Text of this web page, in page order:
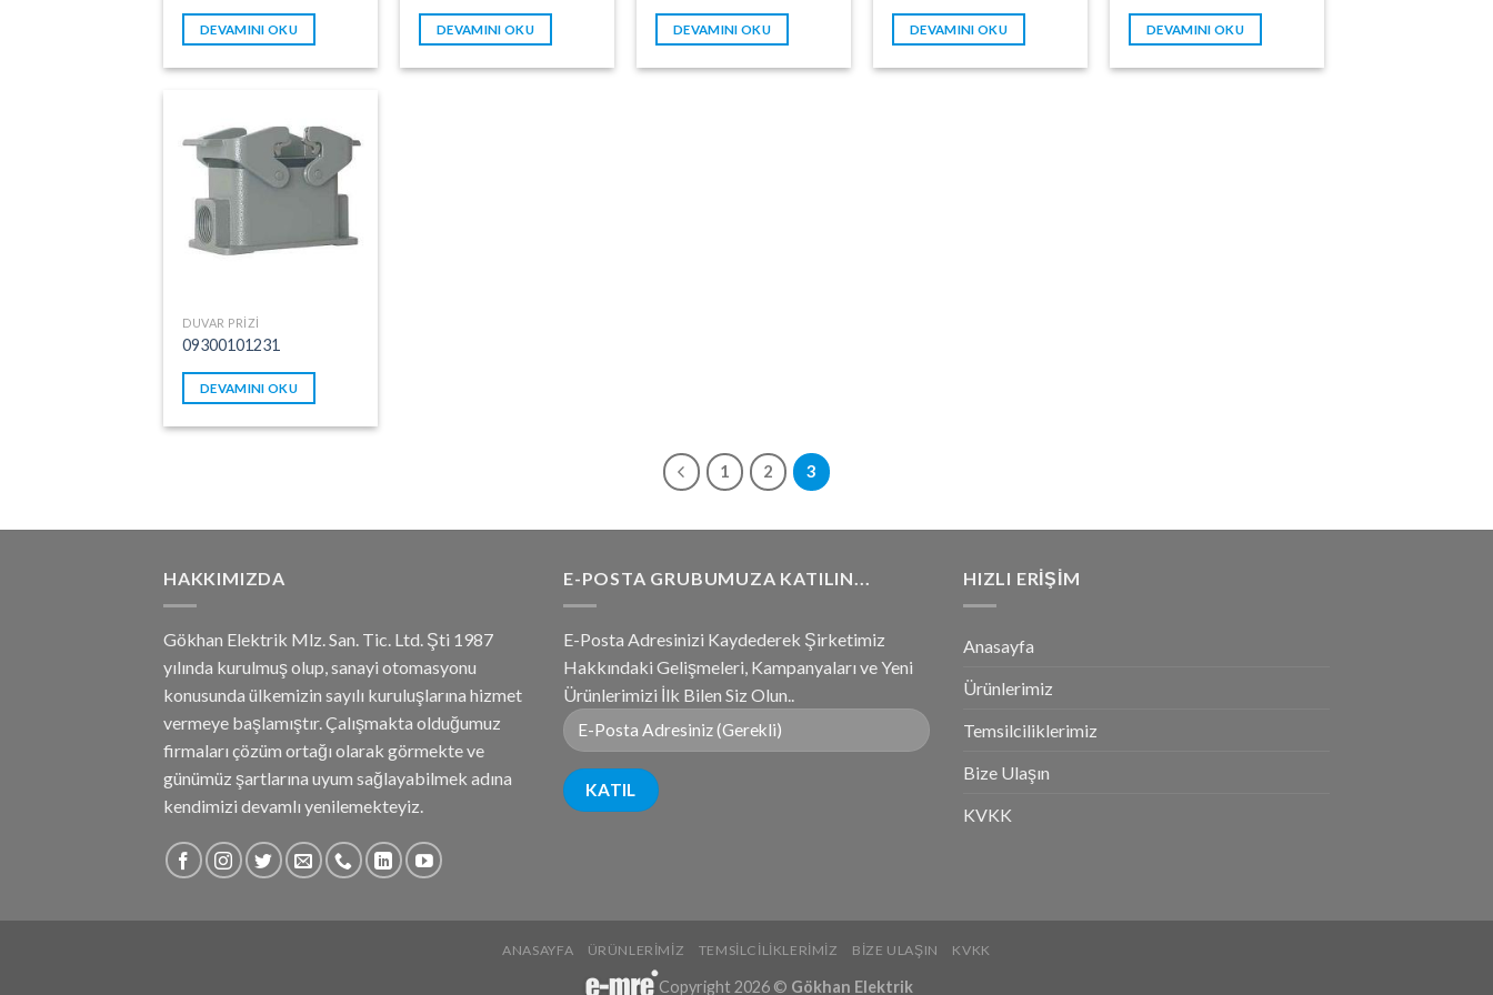
DEVAMINI OKU DEVAMINI OKU DEVAMINI OKU DEVAMINI OKU DEVAMINI OKU
DUVAR PRIZI
09300101231
DEVAMINI OKU
1 2 3
HAKKIMIZDA
Gökhan Elektrik Mlz. San. Tic. Ltd. Şti 1987
yılında kurulmuş olup, sanayi otomasyonu
konusunda ülkemizin sayılı kuruluşlarına hizmet
vermeye başlamıştır. Çalışmakta olduğumuz
firmaları çözüm ortağı olarak görmekte ve
günümüz şartlarına uyum sağlayabilmek adına
kendimizi devamlı yenilemekteyiz.
E-POSTA GRUBUMUZA KATILIN...
E-Posta Adresinizi Kaydederek Şirketimiz
Hakkındaki Gelişmeleri, Kampanyaları ve Yeni
Ürünlerimizi İlk Bilen Siz Olun..
HIZLI ERIŞIM
Anasayfa
Ürünlerimiz
Temsilciliklerimiz
Bize Ulaşın
KVKK
ANASAYFA ÜRÜNLERIMIZ TEMSILCILIKLERIMIZ BIZE ULAŞIN KVKK
Copyright 2026 © Gökhan Elektrik